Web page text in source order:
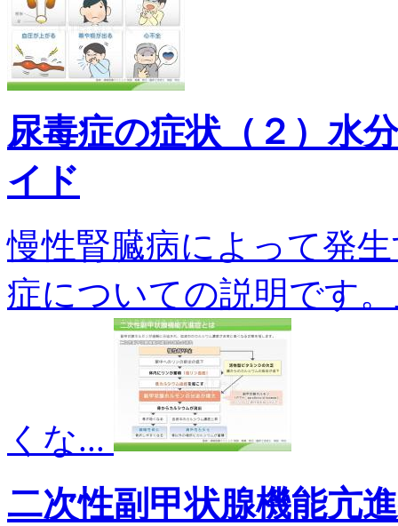
尿毒症の症状（２）水
イド
慢性腎臓病によって発
症についての説明です
くな...
二次性副甲状腺機能亢